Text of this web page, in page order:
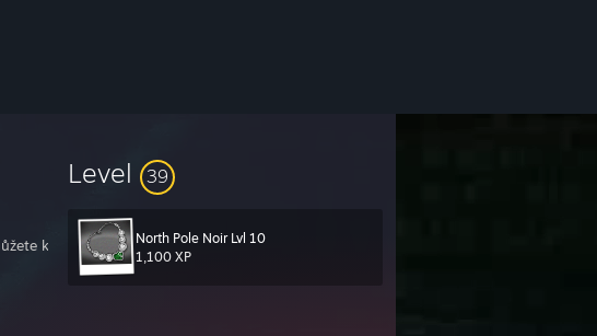
kontaktovat na stránkáchhttps://is24.cz/
Level 39
North Pole Noir Lvl 10
1,100 XP